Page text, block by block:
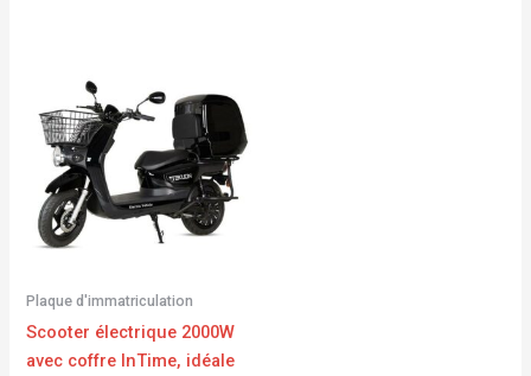
Plaque d'immatriculation
Scooter électrique 2000W
avec coffre InTime, idéale
prix :
2999,00 €
à
3499,00 €